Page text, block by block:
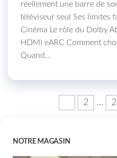
réellement une barre de
téléviseur seul Ses limites
Cinéma Le rôle du Dolby
HDMI eARC Comment
Quand…
2 …
NOTRE MAGASIN